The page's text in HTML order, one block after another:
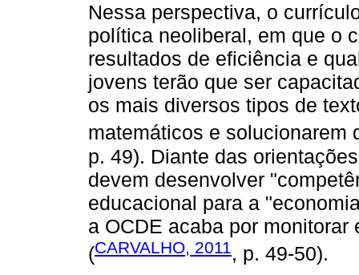
Nessa perspectiva, o
política neoliberal, em que o
resultados de eficiência e
jovens terão que ser
os mais diversos tipos de
matemáticos e solucionarem
p. 49). Diante das
devem desenvolver
educacional para a
a OCDE acaba por
(CARVALHO, 2011 , p. 49-50).